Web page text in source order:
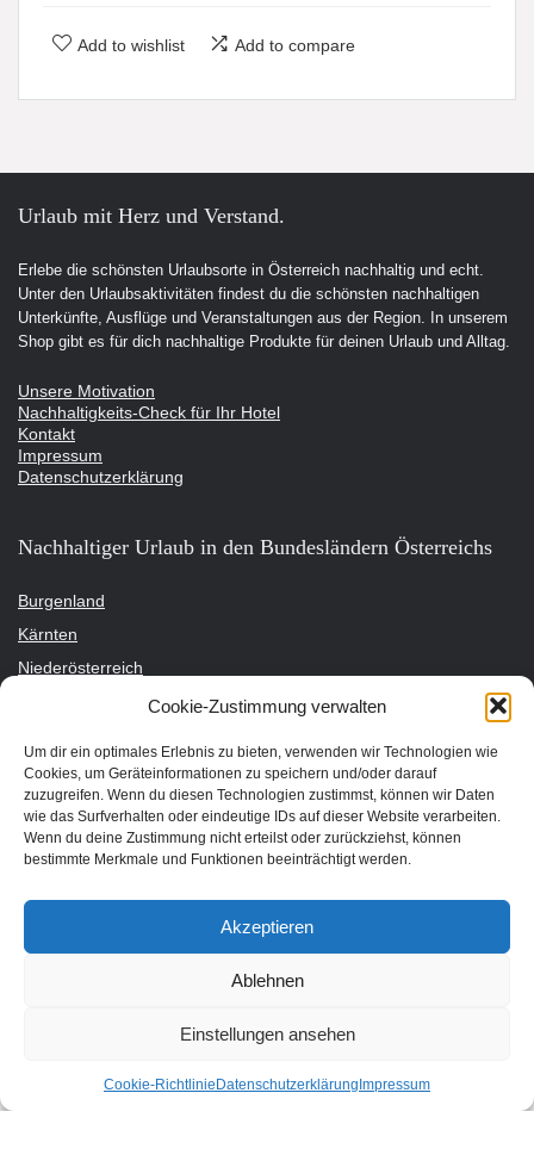
Cookie-Zustimmung verwalten
Um dir ein optimales Erlebnis zu bieten, verwenden wir Technologien wie
Cookies, um Geräteinformationen zu speichern und/oder darauf
zuzugreifen. Wenn du diesen Technologien zustimmst, können wir Daten
wie das Surfverhalten oder eindeutige IDs auf dieser Website verarbeiten.
Wenn du deine Zustimmung nicht erteilst oder zurückziehst, können
bestimmte Merkmale und Funktionen beeinträchtigt werden.
Akzeptieren
Ablehnen
Einstellungen ansehen
Cookie-Richtlinie Datenschutzerklärung Impressum
Add to wishlist Add to compare
Urlaub mit Herz und Verstand.
Erlebe die schönsten Urlaubsorte in Österreich nachhaltig und echt.
Unter den Urlaubsaktivitäten findest du die schönsten nachhaltigen
Unterkünfte, Ausflüge und Veranstaltungen aus der Region. In unserem
Shop gibt es für dich nachhaltige Produkte für deinen Urlaub und Alltag.
Unsere Motivation
Nachhaltigkeits-Check für Ihr Hotel
Kontakt
Impressum
Datenschutzerklärung
Nachhaltiger Urlaub in den Bundesländern Österreichs
Burgenland
Kärnten
Niederösterreich
Steiermark
Tirol
Vorarlberg
Wien
Nachhaltige Unterkünfte für deinen Urlaub